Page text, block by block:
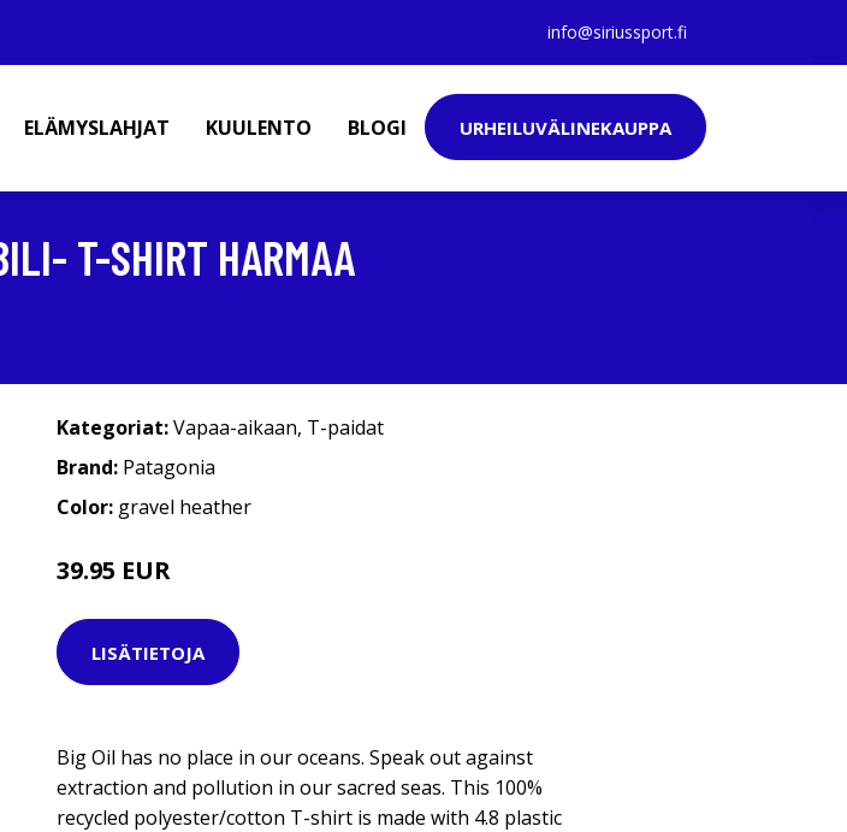
info@siriussport.fi
ELÄMYSLAHJAT KUULENTO BLOGI URHEILUVÄLINEKAUPPA
T-SHIRT HARMAA
Kategoriat:Vapaa-aikaan, T-paidat
Brand: Patagonia
Color: gravel heather
39.95 EUR
LISÄTIETOJA
Big Oil has no place in our oceans. Speak out against
extraction and pollution in our sacred seas. This 100%
recycled polyester/cotton T-shirt is made with 4.8 plastic